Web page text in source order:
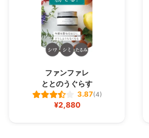
ファンファレ
ととのうぐらす
3.87(4)
¥2,880